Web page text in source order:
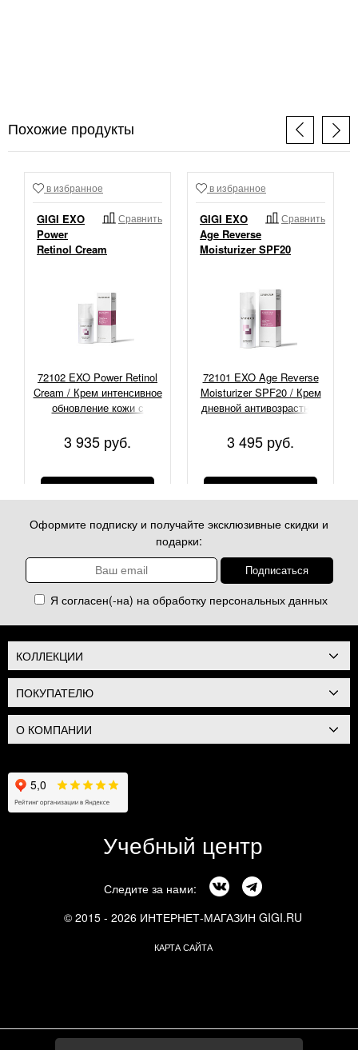
Похожие продукты
в избранное
Сравнить
GIGI EXO
Power
Retinol Cream
72102 EXO Power Retinol
Cream / Крем интенсивное
обновление кожи с
3 935 руб.
в избранное
Сравнить
GIGI EXO
Age Reverse
Moisturizer SPF20
72101 EXO Age Reverse
Moisturizer SPF20 / Крем
дневной антивозрастной
50 мл
3 495 руб.
Оформите подписку и получайте эксклюзивные скидки и
подарки:
Я согласен(-на) на обработку персональных данных
КОЛЛЕКЦИИ
ПОКУПАТЕЛЮ
О КОМПАНИИ
Учебный центр
Следите за нами:
© 2015 - 2026 ИНТЕРНЕТ-МАГАЗИН GIGI.RU
КАРТА САЙТА